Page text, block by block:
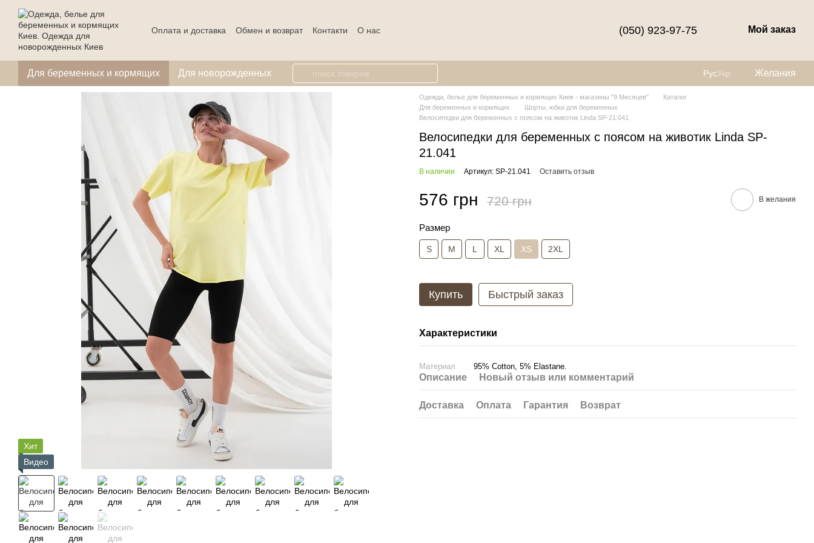
Перейти к основному контенту
Оплата и доставка Обмен и возврат Контакти О нас (050) 923-97-75 Мой заказ
Для беременных и кормящих Для новорожденных РусУкр Желания
Хит
Видео
Одежда, белье для беременных и кормящих Киев - магазины "9 Месяцев"
Каталог
Для беременных и кормящих
Шорты, юбки для беременных
Велосипедки для беременных с поясом на животик Linda SP-21.041
Велосипедки для беременных с поясом на животик Linda SP-
21.041
В наличии Артикул: SP-21.041 Оставить отзыв
576 грн 720 грн В желания
Размер
S M L XL XS 2XL
Купить Быстрый заказ
Характеристики
Материал 95% Cotton, 5% Elastane.
Описание Новый отзыв или комментарий
Доставка Оплата Гарантия Возврат